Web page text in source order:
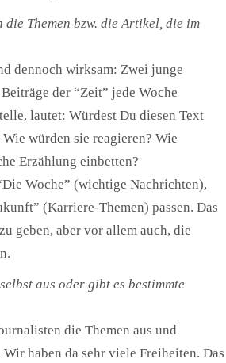
Themen bzw. die Artikel, die im
dennoch wirksam: Zwei junge
der “Zeit” jede Woche
lautet: Würdest Du diesen Text
würden sie reagieren? Wie
Erzählung einbetten?
Woche” (wichtige Nachrichten),
(Karriere-Themen) passen. Das
geben, aber vor allem auch, die
aus oder gibt es bestimmte
die Themen aus und
haben da sehr viele Freiheiten. Das